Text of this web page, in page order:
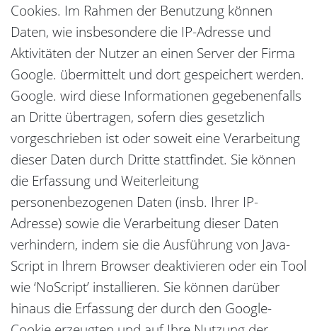
Cookies. Im Rahmen der Benutzung können
Daten, wie insbesondere die IP-Adresse und
Aktivitäten der Nutzer an einen Server der Firma
Google. übermittelt und dort gespeichert werden.
Google. wird diese Informationen gegebenenfalls
an Dritte übertragen, sofern dies gesetzlich
vorgeschrieben ist oder soweit eine Verarbeitung
dieser Daten durch Dritte stattfindet. Sie können
die Erfassung und Weiterleitung
personenbezogenen Daten (insb. Ihrer IP-
Adresse) sowie die Verarbeitung dieser Daten
verhindern, indem sie die Ausführung von Java-
Script in Ihrem Browser deaktivieren oder ein Tool
wie ‘NoScript’ installieren. Sie können darüber
hinaus die Erfassung der durch den Google-